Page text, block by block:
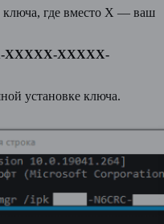
ключа, где вместо X — ваш
XXXXX-XXXXX-
установке ключа.